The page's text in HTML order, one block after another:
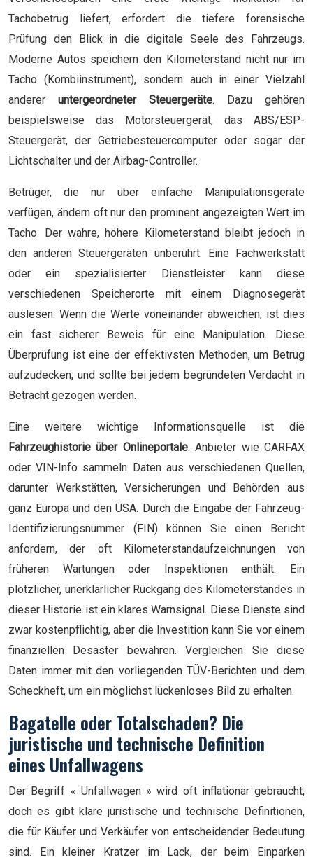
Tachobetrug liefert, erfordert die tiefere forensische
Prüfung den Blick in die digitale Seele des Fahrzeugs.
Moderne Autos speichern den Kilometerstand nicht nur im
Tacho (Kombiinstrument), sondern auch in einer Vielzahl
anderer untergeordneter Steuergeräte. Dazu gehören
beispielsweise das Motorsteuergerät, das ABS/ESP-
Steuergerät, der Getriebesteuercomputer oder sogar der
Lichtschalter und der Airbag-Controller.
Betrüger, die nur über einfache Manipulationsgeräte
verfügen, ändern oft nur den prominent angezeigten Wert im
Tacho. Der wahre, höhere Kilometerstand bleibt jedoch in
den anderen Steuergeräten unberührt. Eine Fachwerkstatt
oder ein spezialisierter Dienstleister kann diese
verschiedenen Speicherorte mit einem Diagnosegerät
auslesen. Wenn die Werte voneinander abweichen, ist dies
ein fast sicherer Beweis für eine Manipulation. Diese
Überprüfung ist eine der effektivsten Methoden, um Betrug
aufzudecken, und sollte bei jedem begründeten Verdacht in
Betracht gezogen werden.
Eine weitere wichtige Informationsquelle ist die
Fahrzeughistorie über Onlineportale. Anbieter wie CARFAX
oder VIN-Info sammeln Daten aus verschiedenen Quellen,
darunter Werkstätten, Versicherungen und Behörden aus
ganz Europa und den USA. Durch die Eingabe der Fahrzeug-
Identifizierungsnummer (FIN) können Sie einen Bericht
anfordern, der oft Kilometerstandaufzeichnungen von
früheren Wartungen oder Inspektionen enthält. Ein
plötzlicher, unerklärlicher Rückgang des Kilometerstandes in
dieser Historie ist ein klares Warnsignal. Diese Dienste sind
zwar kostenpflichtig, aber die Investition kann Sie vor einem
finanziellen Desaster bewahren. Vergleichen Sie diese
Daten immer mit den vorliegenden TÜV-Berichten und dem
Scheckheft, um ein möglichst lückenloses Bild zu erhalten.
Bagatelle oder Totalschaden? Die
juristische und technische Definition
eines Unfallwagens
Der Begriff « Unfallwagen » wird oft inflationär gebraucht,
doch es gibt klare juristische und technische Definitionen,
die für Käufer und Verkäufer von entscheidender Bedeutung
sind. Ein kleiner Kratzer im Lack, der beim Einparken